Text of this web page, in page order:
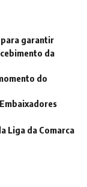
garantir
da
do
Liga da Comarca